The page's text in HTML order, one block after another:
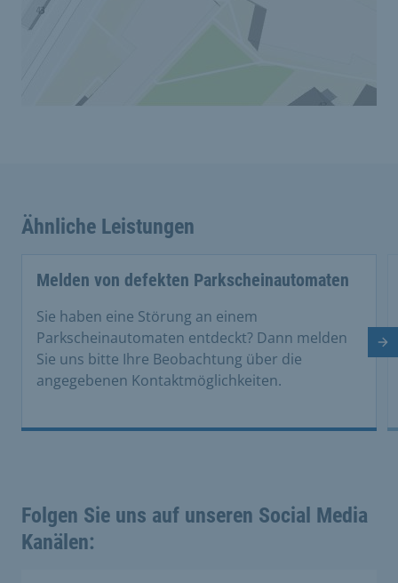
Ähnliche Leistungen
Melden von defekten Parkscheinautomaten
Sie haben eine Störung an einem
Parkscheinautomaten entdeckt? Dann melden
Sie uns bitte Ihre Beobachtung über die
angegebenen Kontaktmöglichkeiten.
Folgen Sie uns auf unseren Social Media
Kanälen: